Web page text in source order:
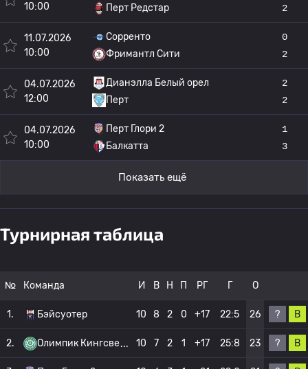
10:00
Перт Редстар
2
11.07.2026
10:00
Сорренто
Фримантл Сити
0
2
04.07.2026
12:00
Дианэлла Белый орел
Перт
2
2
04.07.2026
10:00
Перт Глори 2
Балкатта
1
3
Показать ещё
Турнирная таблица
№ Команда И В Н П РГ Г О
1. Бэйсуотер 10 8 2 0 +17 22:5 26 ? В
2. Олимпик Кингсве 10 7 2 1 +17 25:8 23 ? В